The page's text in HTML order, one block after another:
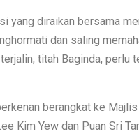
yang diraikan bersama
dan saling
titah Baginda, perlu
berangkat ke
Kim Yew dan Puan Sri